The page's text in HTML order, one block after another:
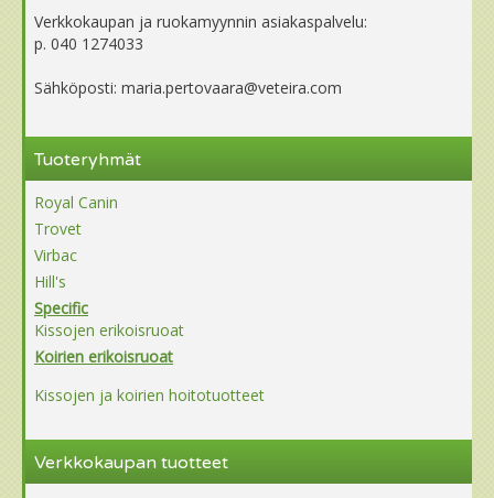
Verkkokaupan ja ruokamyynnin asiakaspalvelu:
p. 040 1274033
Sähköposti: maria.pertovaara@veteira.com
Tuoteryhmät
Royal Canin
Trovet
Virbac
Hill's
Specific
Kissojen erikoisruoat
Koirien erikoisruoat
Kissojen ja koirien hoitotuotteet
Verkkokaupan tuotteet